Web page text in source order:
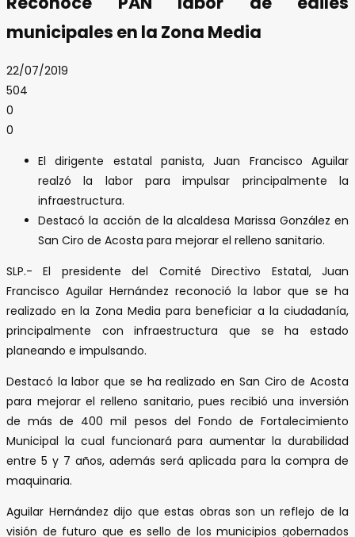
municipales en la Zona Media
22/07/2019
504
0
0
El dirigente estatal panista, Juan Francisco Aguilar
realzó la labor para impulsar principalmente la
infraestructura.
Destacó la acción de la alcaldesa Marissa González en
San Ciro de Acosta para mejorar el relleno sanitario.
SLP.- El presidente del Comité Directivo Estatal, Juan
Francisco Aguilar Hernández reconoció la labor que se ha
realizado en la Zona Media para beneficiar a la ciudadanía,
principalmente con infraestructura que se ha estado
planeando e impulsando.
Destacó la labor que se ha realizado en San Ciro de Acosta
para mejorar el relleno sanitario, pues recibió una inversión
de más de 400 mil pesos del Fondo de Fortalecimiento
Municipal la cual funcionará para aumentar la durabilidad
entre 5 y 7 años, además será aplicada para la compra de
maquinaria.
Aguilar Hernández dijo que estas obras son un reflejo de la
visión de futuro que es sello de los municipios gobernados